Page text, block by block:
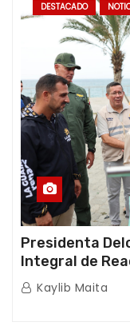
DESTACADO
Presidenta
Integral de
Guaira
Kaylib Maita